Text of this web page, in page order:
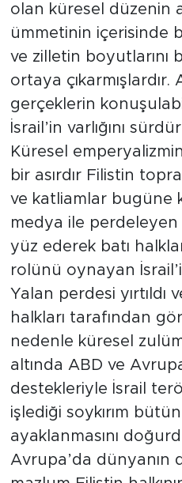
olan küresel düzenin
ümmetinin içerisinde
ve zilletin boyutlarını
ortaya çıkarmışlardır.
gerçeklerin
İsrail’in varlığını
Küresel
bir asırdır Filistin
ve katliamlar bugüne
medya ile
yüz ederek batı
rolünü oynayan
Yalan perdesi yırtıldı
halkları tarafından
nedenle küresel
altında ABD ve
destekleriyle İsrail
işlediği soykırım
ayaklanmasını
Avrupa’da dünyanın